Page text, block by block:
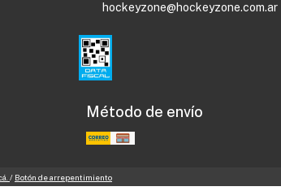
hockeyzone@hockeyzone.com.ar
Método de envío
/ Botón de arrepentimiento